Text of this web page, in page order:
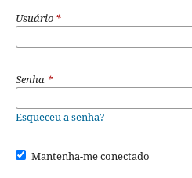
Usuário *
Senha *
Esqueceu a senha?
Mantenha-me conectado